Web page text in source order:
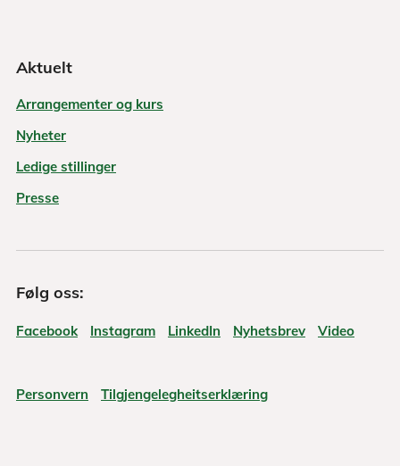
Aktuelt
Arrangementer og kurs
Nyheter
Ledige stillinger
Presse
Følg oss:
Facebook Instagram LinkedIn Nyhetsbrev Video
Personvern Tilgjengelegheitserklæring